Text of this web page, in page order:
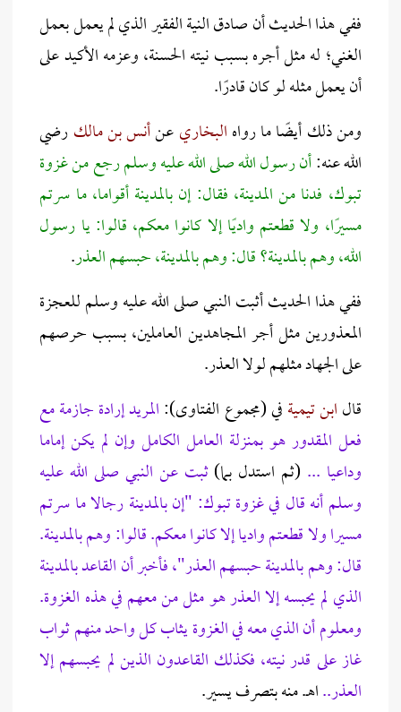
ففي هذا الحديث أن صادق النية الفقير الذي لم يعمل بعمل
الغني؛ له مثل أجره بسبب نيته الحسنة، وعزمه الأكيد على
أن يعمل مثله لو كان قادرًا.
ومن ذلك أيضًا ما رواهالبخاريعنأنس بن مالكرضي
الله عنه:أن رسول الله صلى الله عليه وسلم رجع من غزوة
تبوك، فدنا من المدينة، فقال: إن بالمدينة أقواما، ما سرتم
مسيرًا، ولا قطعتم واديًا إلا كانوا معكم، قالوا: يا رسول
الله، وهم بالمدينة؟ قال: وهم بالمدينة، حبسهم العذر.
ففي هذا الحديث أثبت النبي صلى الله عليه وسلم للعجزة
المعذورين مثل أجر المجاهدين العاملين، بسبب حرصهم
على الجهاد مثلهم لولا العذر.
قالابن تيميةفي (مجموع الفتاوى):المريد إرادة جازمة مع
فعل المقدور هو بمنزلة العامل الكامل وإن لم يكن إماما
وداعيا ... (ثم استدل بما)ثبت عن النبي صلى الله عليه
وسلم أنه قال في غزوة تبوك: "إن بالمدينة رجالا ما سرتم
مسيرا ولا قطعتم واديا إلا كانوا معكم. قالوا: وهم بالمدينة.
قال: وهم بالمدينة حبسهم العذر"، فأخبر أن القاعد بالمدينة
الذي لم يحبسه إلا العذر هو مثل من معهم في هذه الغزوة.
ومعلوم أن الذي معه في الغزوة يثاب كل واحد منهم ثواب
غاز على قدر نيته، فكذلك القاعدون الذين لم يحبسهم إلا
العذر..اهـ. منه بتصرف يسير.